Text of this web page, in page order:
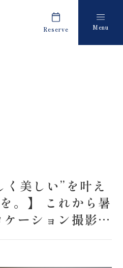
Reserve Menu
キャンペーン・お知らせ
Blog
ブログ
く美しい”を叶え
。】 これから暑
ーション撮影も
暑さが心配…」